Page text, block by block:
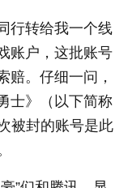
行转给我一个线
账户，这批账号
赔。仔细一问，
士》（以下简称
被封的账号是此